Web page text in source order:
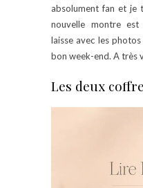
absolument fan et je
nouvelle montre
laisse avec les
bon week-end. A très
Les deux